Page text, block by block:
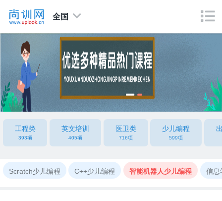
全国
工程类
393项
英文培训
405项
医卫类
716项
少儿编程
599项
Scratch少儿编程 C++少儿编程 智能机器人少儿编程 信息